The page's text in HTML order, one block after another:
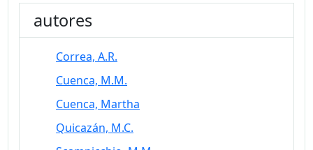
autores
Correa, A.R.
Cuenca, M.M.
Cuenca, Martha
Quicazán, M.C.